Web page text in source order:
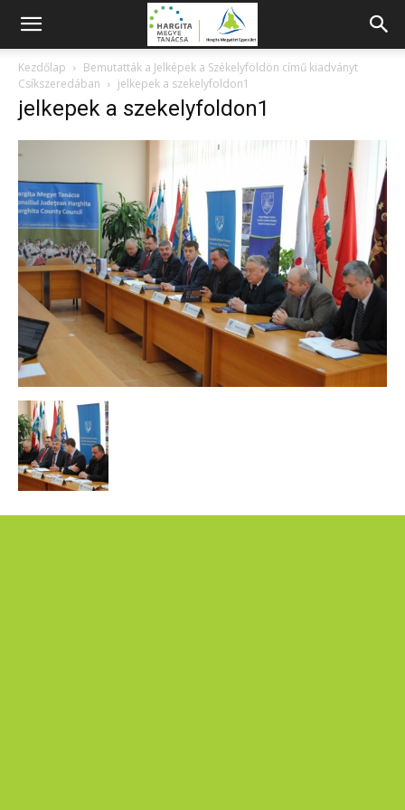
Kezdőlap
Bemutatták a Jelképek a Székelyföldön című kiadványt
Csíkszeredában
jelkepek a szekelyfoldon1
jelkepek a szekelyfoldon1